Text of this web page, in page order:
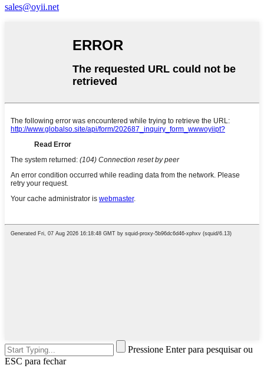
sales@oyii.net
Pressione Enter para pesquisar ou
ESC para fechar